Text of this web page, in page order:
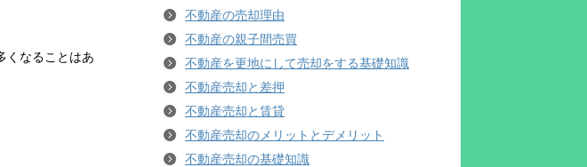
くなることはあ
不動産の売却理由
不動産の親子間売買
不動産を更地にして売却をする基礎知識
不動産売却と差押
不動産売却と賃貸
不動産売却のメリットとデメリット
不動産売却の基礎知識